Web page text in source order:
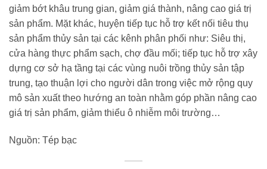
giảm bớt khâu trung gian, giảm giá thành, nâng cao giá trị
sản phẩm. Mặt khác, huyện tiếp tục hỗ trợ kết nối tiêu thụ
sản phẩm thủy sản tại các kênh phân phối như: Siêu thị,
cửa hàng thực phẩm sạch, chợ đầu mối; tiếp tục hỗ trợ xây
dựng cơ sở hạ tầng tại các vùng nuôi trồng thủy sản tập
trung, tạo thuận lợi cho người dân trong việc mở rộng quy
mô sản xuất theo hướng an toàn nhằm góp phần nâng cao
giá trị sản phẩm, giảm thiểu ô nhiễm môi trường…
Nguồn: Tép bạc